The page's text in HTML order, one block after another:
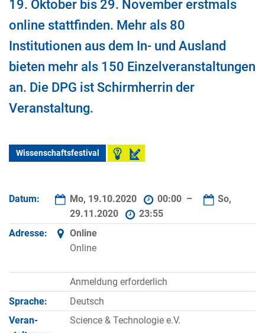
19. Oktober bis 29. November erstmals
online stattfinden. Mehr als 80
Institutionen aus dem In- und Ausland
bieten mehr als 150 Einzelveranstaltungen
an. Die DPG ist Schirmherrin der
Veranstaltung.
Wissenschaftsfestival
Datum: Mo, 19.10.2020 00:00 –
So,
29.11.2020
23:55
Adresse:
Online
Online
Anmeldung erforderlich
Sprache:
Deutsch
Veran­
Science & Technologie e.V.